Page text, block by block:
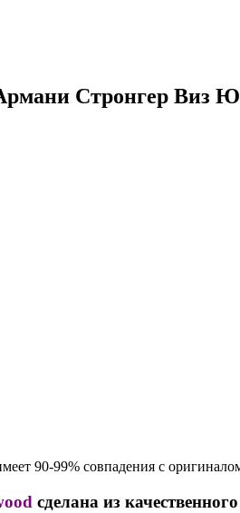
Стронгер Виз
90-99% совпадения с
сделана из